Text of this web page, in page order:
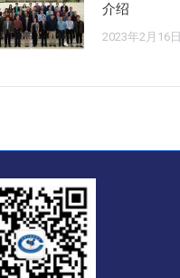
介绍
2023年2月16日